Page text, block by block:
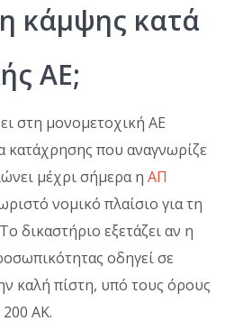
κάμψης κατά
ΑΕ;
στη μονομετοχική ΑΕ
κατάχρησης που αναγνωρίζε
μέχρι σήμερα η ΑΠ
νομικό πλαίσιο για τη
δικαστήριο εξετάζει αν η
οδηγεί σε
καλή πίστη, υπό τους όρους
ΑΚ.